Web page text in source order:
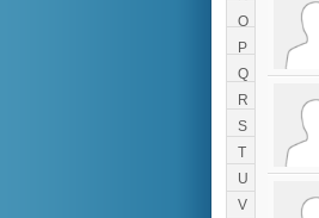
O
P
Q
R
S
T
U
V